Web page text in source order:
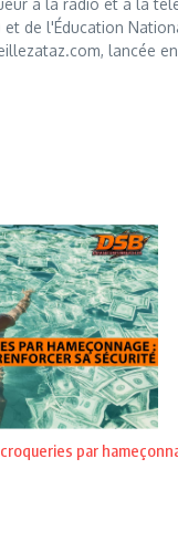
à la radio et à la
et de l'Éducation
lancée
par